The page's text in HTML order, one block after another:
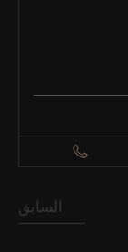
السابق